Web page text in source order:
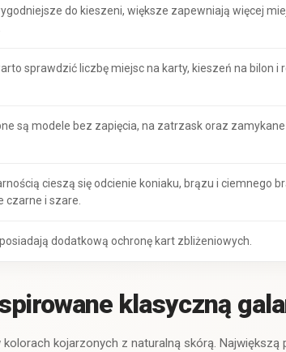
do kieszeni, większe zapewniają więcej
sprawdzić liczbę miejsc na karty, kieszeń na bilon i
są modele bez zapięcia, na zatrzask oraz
cieszą się odcienie koniaku, brązu i ciemnego
czarne i szare.
dodatkową ochronę kart zbliżeniowych.
klasyczną
kojarzonych z naturalną skórą. Największą